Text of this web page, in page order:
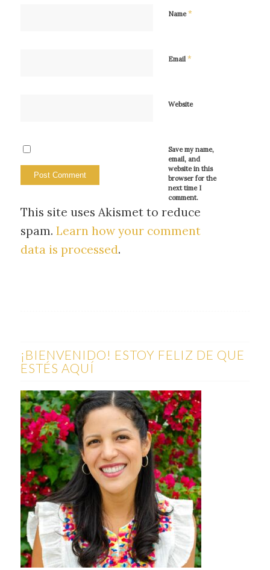
Name*
Email *
Website
Save my name,
email, and
website in this
browser for the
next time I
comment.
This site uses Akismet to reduce
spam. Learn how your comment
data is processed.
¡BIENVENIDO! ESTOY FELIZ DE QUE
ESTÉS AQUÍ